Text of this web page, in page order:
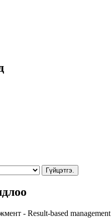
Гүйцэтгэ.
- Result-based management